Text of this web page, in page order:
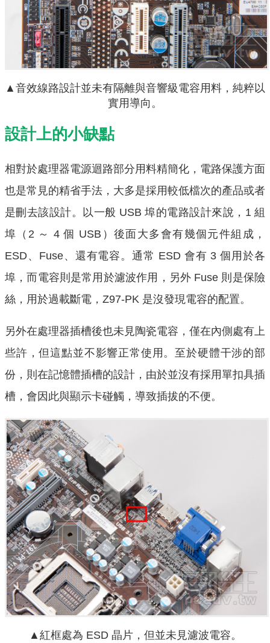
▲音效線路設計並未有隔離與音響級電容用料，純粹以
實用導向。
設計上的小缺點
相對於處理器電源迴路部分用料精簡化，電路保護方面
也是常見的精省手法，大多是採用較低檔次的產品或者
是刪去該設計。以一般 USB 埠的電路設計來說，1 組
埠（2 ～ 4 個 USB）後面大多會有幾個元件組成，
ESD、Fuse、還有電容。通常 ESD 會有 3 個用於各
埠，而電容則是常用於濾波作用，另外 Fuse 則是保險
絲，用於過載斷電，Z97-PK 是沒發現電容的配置。
另外在處理器插槽後也未見陶瓷電容，僅在內側處有上
些許，但這點並不影響正常使用。至於硬體干涉的部
份，則在記憶體插槽的設計，由於並沒有採用單扣具插
槽，會因此與顯示卡碰觸，導致插拔的不便。
▲紅框處為 ESD 晶片，但並未見濾波電容。